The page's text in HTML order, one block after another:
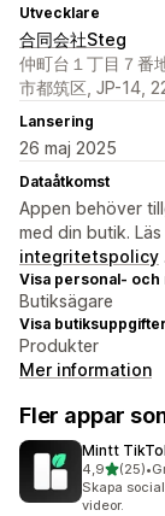
Utvecklare
合同会社Steg
仲町台１丁目７番
市都筑区, JP-14,
Lansering
26 maj 2025
Dataåtkomst
Appen behöver
med din butik.
integritetspolicy
Visa personal-
Butiksägare
Visa
Produkter
Mer information
Fler appar
Mintt
4,9av 5(25)
25 •
Skapa
videor.